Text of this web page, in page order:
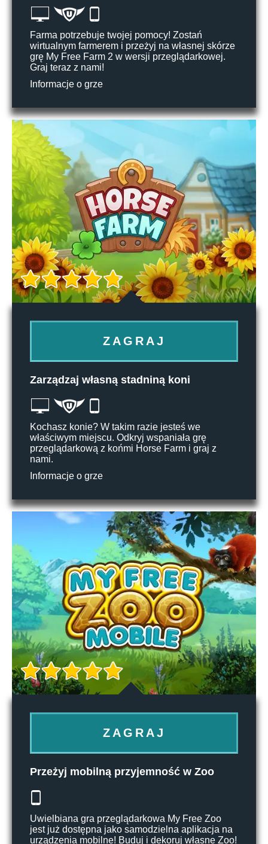
Farma potrzebuje twojej pomocy! Zostań
wirtualnym farmerem i przeżyj na własnej skórze
grę My Free Farm 2 w wersji przeglądarkowej.
Graj teraz z nami!
Informacje o grze
ZAGRAJ
Zarządzaj własną stadniną koni
Kochasz konie? W takim razie jesteś we
właściwym miejscu. Odkryj wspaniała grę
przeglądarkową z końmi Horse Farm i graj z
nami.
Informacje o grze
ZAGRAJ
Przeżyj mobilną przyjemność w Zoo
Uwielbiana gra przeglądarkowa My Free Zoo
jest już dostępna jako samodzielna aplikacja na
urządzenia mobilne! Buduj i dekoruj własne Zoo!